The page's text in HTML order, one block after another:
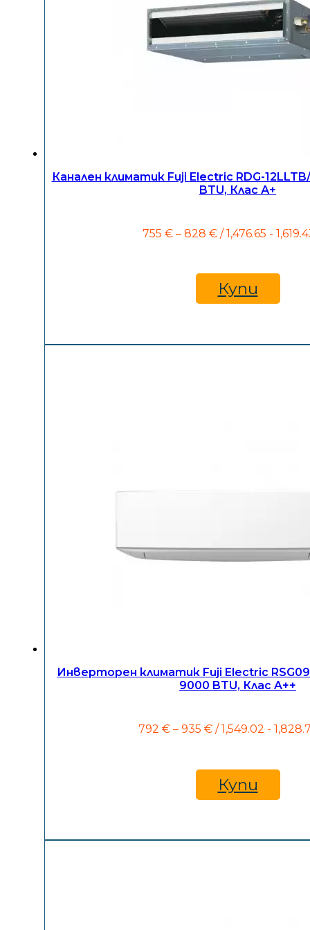
Канален климатик Fuji Electric RDG-
BTU, Клас А+
755 € – 828 €Price
through
828 €
/ 1,476.65 -
Купи
Инверторен климатик Fuji Electric
9000 BTU, Клас A++
792 € – 935 €Price
through
935 €
/ 1,549.02 -
Купи